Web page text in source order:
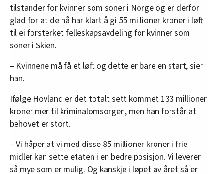
tilstander for kvinner som soner i Norge og er derfor
glad for at de nå har klart å gi 55 millioner kroner i løft
til ei forsterket felleskapsavdeling for kvinner som
soner i Skien.
– Kvinnene må få et løft og dette er bare en start, sier
han.
Ifølge Hovland er det totalt sett kommet 133 millioner
kroner mer til kriminalomsorgen, men han forstår at
behovet er stort.
– Vi håper at vi med disse 85 millioner kroner i frie
midler kan sette etaten i en bedre posisjon. Vi leverer
så mye som er mulig. Og kanskje i løpet av året så er